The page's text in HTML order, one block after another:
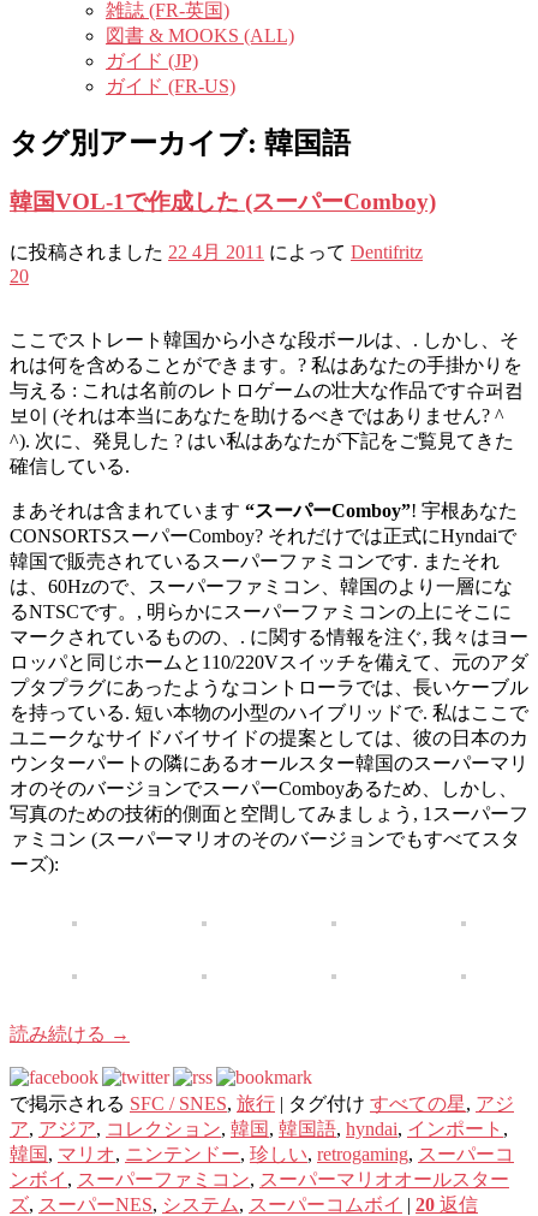
雑誌 (FR-英国)
図書 & MOOKS (ALL)
ガイド (JP)
ガイド (FR-US)
タグ別アーカイブ: 韓国語
韓国VOL-1で作成した (スーパーComboy)
に投稿されました 22 4月 2011 によって Dentifritz
20
ここでストレート韓国から小さな段ボールは、. しかし、そ
れは何を含めることができます。? 私はあなたの手掛かりを
与える : これは名前のレトロゲームの壮大な作品です슈퍼컴
보이 (それは本当にあなたを助けるべきではありません? ^
^). 次に、発見した ? はい私はあなたが下記をご覧見てきた
確信している.
まあそれは含まれています “スーパーComboy”! 宇根あなた
CONSORTSスーパーComboy? それだけでは正式にHyndaiで
韓国で販売されているスーパーファミコンです. またそれ
は、60Hzので、スーパーファミコン、韓国のより一層にな
るNTSCです。, 明らかにスーパーファミコンの上にそこに
マークされているものの、. に関する情報を注ぐ, 我々はヨー
ロッパと同じホームと110/220Vスイッチを備えて、元のアダ
プタプラグにあったようなコントローラでは、長いケーブル
を持っている. 短い本物の小型のハイブリッドで. 私はここで
ユニークなサイドバイサイドの提案としては、彼の日本のカ
ウンターパートの隣にあるオールスター韓国のスーパーマリ
オのそのバージョンでスーパーComboyあるため、しかし、
写真のための技術的側面と空間してみましょう, 1スーパーフ
ァミコン (スーパーマリオのそのバージョンでもすべてスタ
ーズ):
読み続ける →
で掲示される SFC / SNES, 旅行 | タグ付け すべての星, アジ
ア, アジア, コレクション, 韓国 , 韓国語, hyndai, インポート ,
韓国 , マリオ, ニンテンドー, 珍しい, retrogaming, スーパーコ
ンボイ , スーパーファミコン, スーパーマリオオールスター
ズ, スーパーNES, システム, スーパーコムボイ | 20 返信